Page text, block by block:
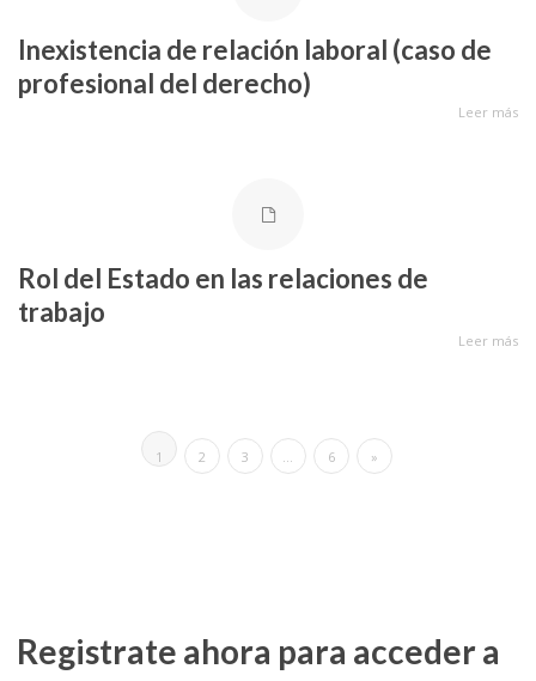
Inexistencia de relación laboral (caso de
profesional del derecho)
Leer más
Rol del Estado en las relaciones de
trabajo
Leer más
1 2 3 … 6 »
Registrate ahora para acceder a